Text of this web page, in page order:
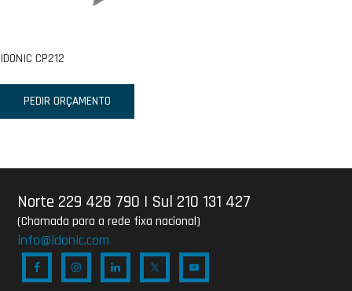
IDONIC CP212
PEDIR ORÇAMENTO
Norte 229 428 790 | Sul 210 131 427
(Chamada para a rede fixa nacional)
info@idonic.com